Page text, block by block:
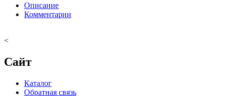
Описание
Комментарии
<
Сайт
Каталог
Обратная связь